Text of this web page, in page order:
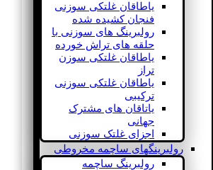
یاطاقان غلتکی سوزنی
فنجان کشیده شده
رولبرینگ های سوزنی با
حلقه های تراش خورده
یاطاقان غلتکی سوزن
تراز
یاطاقان غلتکی سوزنی
ترکیبی
یاتاقان های مشترک
جهانی
اجزای غلتک سوزنی
رولبرینگهای ساچمه مخروطی
رولبرینگ ساچمه